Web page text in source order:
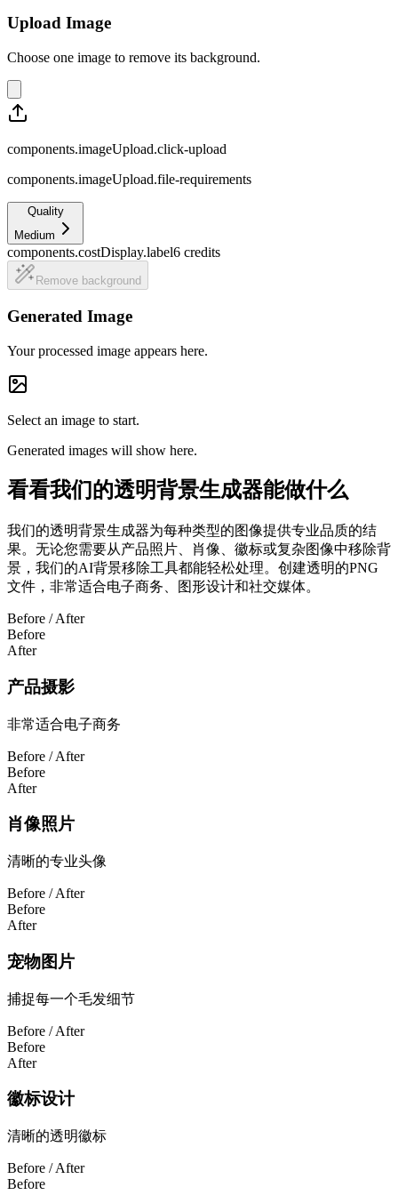
Upload Image
Choose one image to remove its background.
components.imageUpload.click-upload
components.imageUpload.file-requirements
Quality
Medium
components.costDisplay.label6 credits
Remove background
Generated Image
Your processed image appears here.
Select an image to start.
Generated images will show here.
看看我们的透明背景生成器能做什么
我们的透明背景生成器为每种类型的图像提供专业品质的结
果。无论您需要从产品照片、肖像、徽标或复杂图像中移除背
景，我们的AI背景移除工具都能轻松处理。创建透明的PNG
文件，非常适合电子商务、图形设计和社交媒体。
Before / After
Before
After
产品摄影
非常适合电子商务
Before / After
Before
After
肖像照片
清晰的专业头像
Before / After
Before
After
宠物图片
捕捉每一个毛发细节
Before / After
Before
After
徽标设计
清晰的透明徽标
Before / After
Before